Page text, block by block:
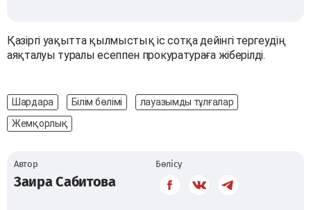
Қазіргі уақытта қылмыстық іс сотқа дейінгі тергеудің
аяқталуы туралы есеппен прокуратураға жіберілді.
Шардара Білім бөлімі
лауазымды тұлғалар
Жемқорлық
Автор
Заира Сабитова
Бөлісу